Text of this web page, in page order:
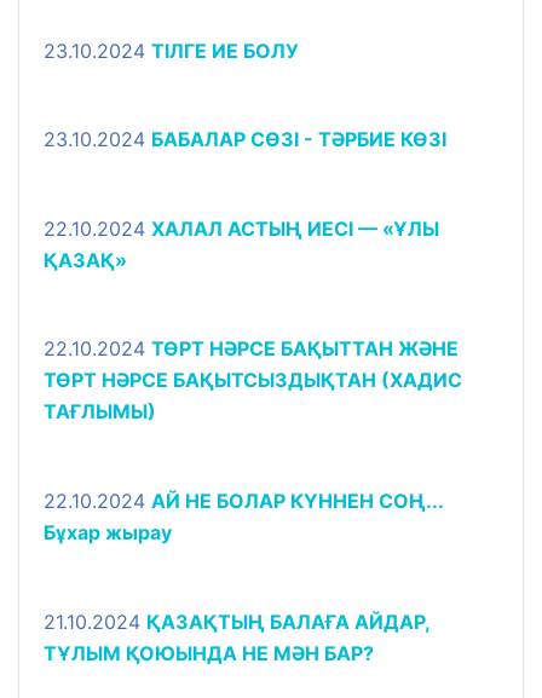
23.10.2024 ТІЛГЕ ИЕ БОЛУ
23.10.2024 БАБАЛАР СӨЗІ - ТӘРБИЕ КӨЗІ
22.10.2024 ХАЛАЛ АСТЫҢ ИЕСІ — «ҰЛЫ
ҚАЗАҚ»
22.10.2024 ТӨРТ НӘРСЕ БАҚЫТТАН ЖӘНЕ
ТӨРТ НӘРСЕ БАҚЫТСЫЗДЫҚТАН (ХАДИС
ТАҒЛЫМЫ)
22.10.2024 АЙ НЕ БОЛАР КҮННЕН СОҢ...
Бұхар жырау
21.10.2024 ҚАЗАҚТЫҢ БАЛАҒА АЙДАР,
ТҰЛЫМ ҚОЮЫНДА НЕ МӘН БАР?